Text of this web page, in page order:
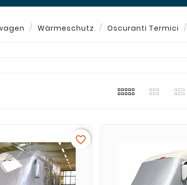
Wärmeschutz Oscuranti Termici
favorite_border